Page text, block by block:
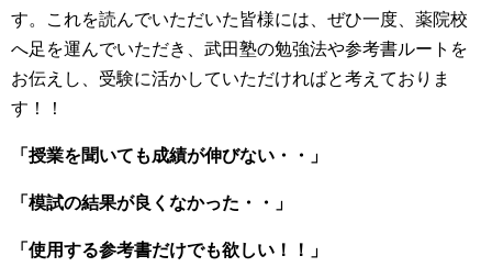
す。これを読んでいただいた皆様には、ぜひ一度、薬院校
へ足を運んでいただき、武田塾の勉強法や参考書ルートを
お伝えし、受験に活かしていただければと考えておりま
す！！
「授業を聞いても成績が伸びない・・」
「模試の結果が良くなかった・・」
「使用する参考書だけでも欲しい！！」